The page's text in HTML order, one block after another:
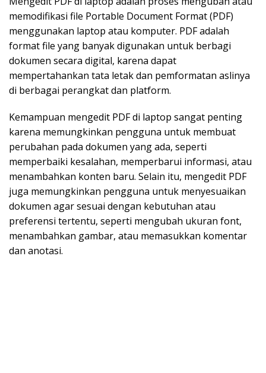
memodifikasi file Portable Document Format (PDF)
menggunakan laptop atau komputer. PDF adalah
format file yang banyak digunakan untuk berbagi
dokumen secara digital, karena dapat
mempertahankan tata letak dan pemformatan aslinya
di berbagai perangkat dan platform.
Kemampuan mengedit PDF di laptop sangat penting
karena memungkinkan pengguna untuk membuat
perubahan pada dokumen yang ada, seperti
memperbaiki kesalahan, memperbarui informasi, atau
menambahkan konten baru. Selain itu, mengedit PDF
juga memungkinkan pengguna untuk menyesuaikan
dokumen agar sesuai dengan kebutuhan atau
preferensi tertentu, seperti mengubah ukuran font,
menambahkan gambar, atau memasukkan komentar
dan anotasi.